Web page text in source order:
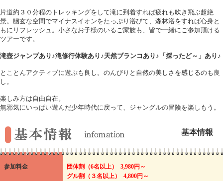
片道約３０分程のトレッキングをして滝に到着すれば疲れも吹き飛ぶ超絶
景。幽玄な空間でマイナスイオンをたっぷり浴びて、森林浴をすれば心身と
もにリフレッシュ。小さなお子様のいるご家族も、皆で一緒にご参加頂ける
ツアーです。
滝壺ジャンプあり♪滝修行体験あり♪天然ブランコあり♪「採ったど～」あり♪
とことんアクティブに遊ぶも良し。のんびりと自然の美しさを感じるのも良
し。
楽しみ方は自由自在。
無邪気にいっぱい遊んだ少年時代に戻って、ジャングルの冒険を楽しもう。
基本情報
参加料金
団体割（6名以上） 3,980円～
グル割（３名以上） 4,800円～